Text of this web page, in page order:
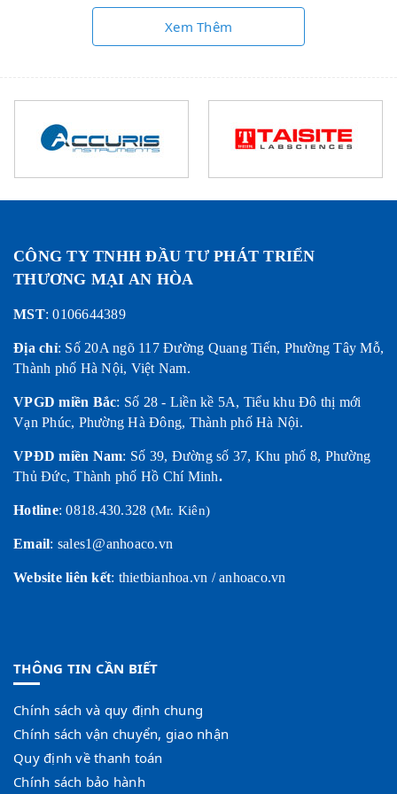
Xem Thêm
CÔNG TY TNHH ĐẦU TƯ PHÁT TRIỂN
THƯƠNG MẠI AN HÒA
MST: 0106644389
Địa chỉ: Số 20A ngõ 117 Đường Quang Tiến, Phường Tây Mỗ,
Thành phố Hà Nội, Việt Nam.
VPGD miền Bắc: Số 28 - Liền kề 5A, Tiểu khu Đô thị mới
Vạn Phúc, Phường Hà Đông, Thành phố Hà Nội.
VPĐD miền Nam: Số 39, Đường số 37, Khu phố 8, Phường
Thủ Đức, Thành phố Hồ Chí Minh.
Hotline:0818.430.328 (Mr. Kiên)
Email: sales1@anhoaco.vn
Website liên kết: thietbianhoa.vn /anhoaco.vn
THÔNG TIN CẦN BIẾT
Chính sách và quy định chung
Chính sách vận chuyển, giao nhận
Quy định về thanh toán
Chính sách bảo hành